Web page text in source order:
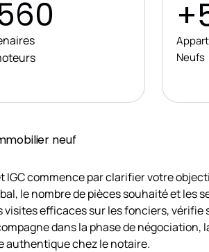
Neufs
neuf
commence par clarifier votre
le nombre de pièces souhaité et
efficaces sur les fonciers,
dans la phase de
authentique chez le notaire.